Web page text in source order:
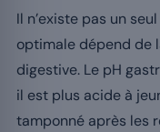
Il n’existe pas un
optimale dépend de
digestive. Le pH
il est plus acide à
tamponné après les